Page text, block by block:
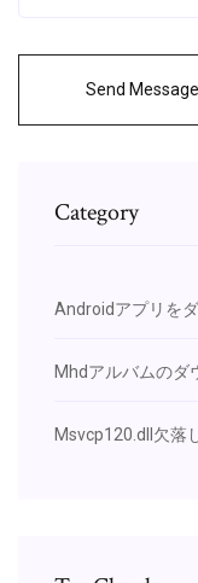
Send Message
Category
Androidアプリを
Mhdアルバムのダ
Msvcp120.dll欠落